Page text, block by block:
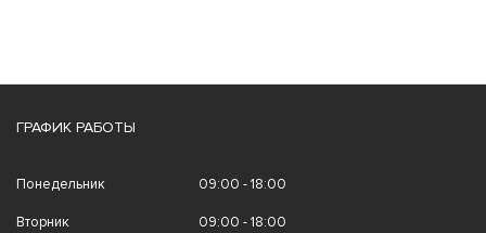
ГРАФИК РАБОТЫ
Понедельник 09:00 - 18:00
Вторник 09:00 - 18:00